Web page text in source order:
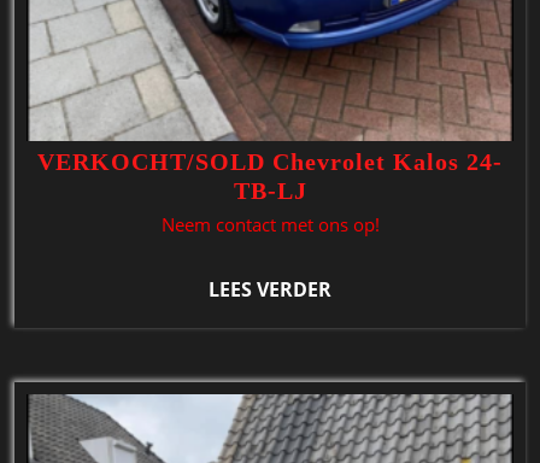
VERKOCHT/SOLD Chevrolet Kalos 24-
TB-LJ
Neem contact met ons op!
LEES VERDER